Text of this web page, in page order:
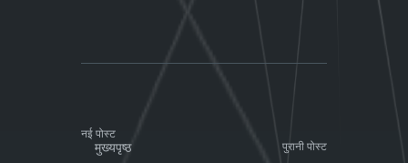
नई पोस्ट
पुरानी पोस्ट
मुख्यपृष्ठ